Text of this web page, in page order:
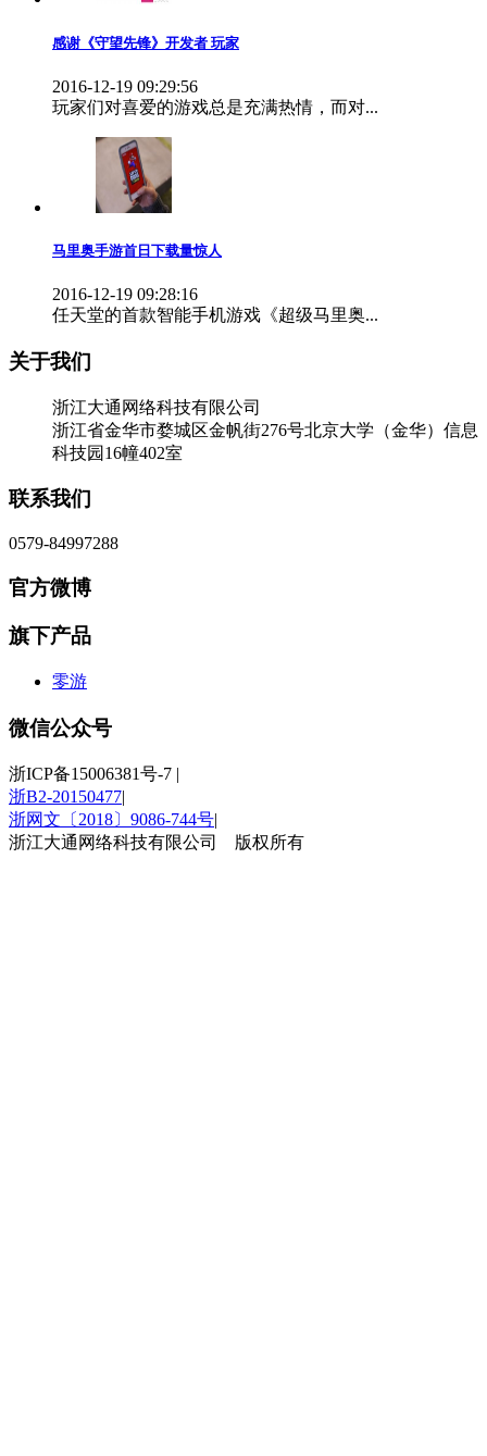
感谢《守望先锋》开发者 玩家
2016-12-19 09:29:56
玩家们对喜爱的游戏总是充满热情，而对...
马里奥手游首日下载量惊人
2016-12-19 09:28:16
任天堂的首款智能手机游戏《超级马里奥...
关于我们
浙江大通网络科技有限公司
浙江省金华市婺城区金帆街276号北京大学（金华）信息
科技园16幢402室
联系我们
0579-84997288
官方微博
旗下产品
零游
微信公众号
浙ICP备15006381号-7 |
浙B2-20150477|
浙网文〔2018〕9086-744号|
浙江大通网络科技有限公司 版权所有